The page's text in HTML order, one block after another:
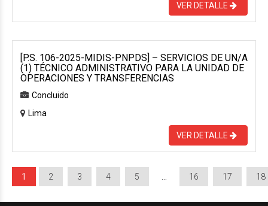
VER DETALLE
[P.S. 106-2025-MIDIS-PNPDS] – SERVICIOS DE UN/A
(1) TÉCNICO ADMINISTRATIVO PARA LA UNIDAD DE
OPERACIONES Y TRANSFERENCIAS
Concluido
Lima
VER DETALLE
1 2 3 4 5 16 17 18